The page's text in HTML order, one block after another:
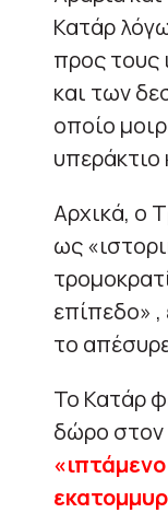
Κατάρ
προς τους
και των
οποίο
υπεράκτιο
Αρχικά, ο
ως
επίπεδο»
το
To Κατάρ
δώρο στον